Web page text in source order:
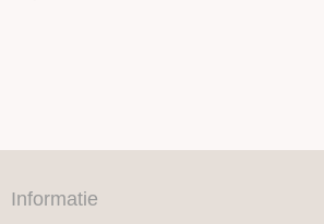
Informatie